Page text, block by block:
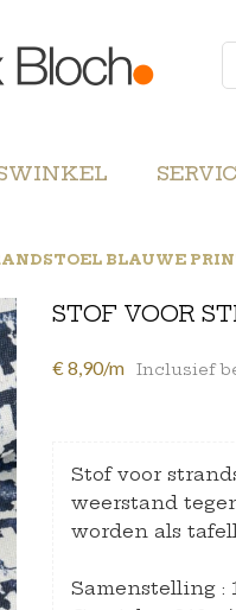
BLAUWE
STOF VOOR
€ 8,90/m Inclusief
Stof voor
weerstand
worden als
Samenstelling :